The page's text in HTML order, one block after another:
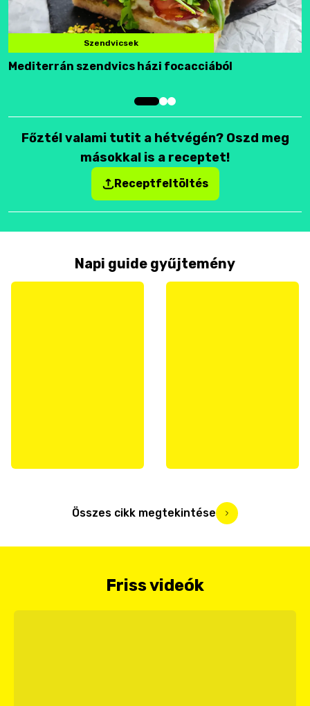
Szendvicsek
Mediterrán szendvics házi focacciából
Főztél valami tutit a hétvégén? Oszd meg
másokkal is a receptet!
Receptfeltöltés
Napi guide gyűjtemény
Összes cikk megtekintése
Friss videók